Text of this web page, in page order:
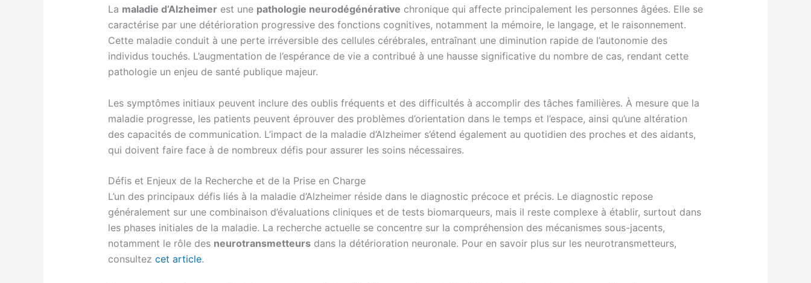
La maladie d’Alzheimerest une pathologie neurodégénérative chronique qui affecte principalement les personnes âgées. Elle se
caractérise par une détérioration progressive des fonctions cognitives, notamment la mémoire, le langage, et le raisonnement.
Cette maladie conduit à une perte irréversible des cellules cérébrales, entraînant une diminution rapide de l’autonomie des
individus touchés. L’augmentation de l’espérance de vie a contribué à une hausse significative du nombre de cas, rendant cette
pathologie un enjeu de santé publique majeur.
Les symptômes initiaux peuvent inclure des oublis fréquents et des difficultés à accomplir des tâches familières. À mesure que la
maladie progresse, les patients peuvent éprouver des problèmes d’orientation dans le temps et l’espace, ainsi qu’une altération
des capacités de communication. L’impact de la maladie d’Alzheimer s’étend également au quotidien des proches et des aidants,
qui doivent faire face à de nombreux défis pour assurer les soins nécessaires.
Défis et Enjeux de la Recherche et de la Prise en Charge
L’un des principaux défis liés à la maladie d’Alzheimer réside dans le diagnostic précoce et précis. Le diagnostic repose
généralement sur une combinaison d’évaluations cliniques et de tests biomarqueurs, mais il reste complexe à établir, surtout dans
les phases initiales de la maladie. La recherche actuelle se concentre sur la compréhension des mécanismes sous-jacents,
notamment le rôle des neurotransmetteursdans la détérioration neuronale. Pour en savoir plus sur les neurotransmetteurs,
consultez cet article.